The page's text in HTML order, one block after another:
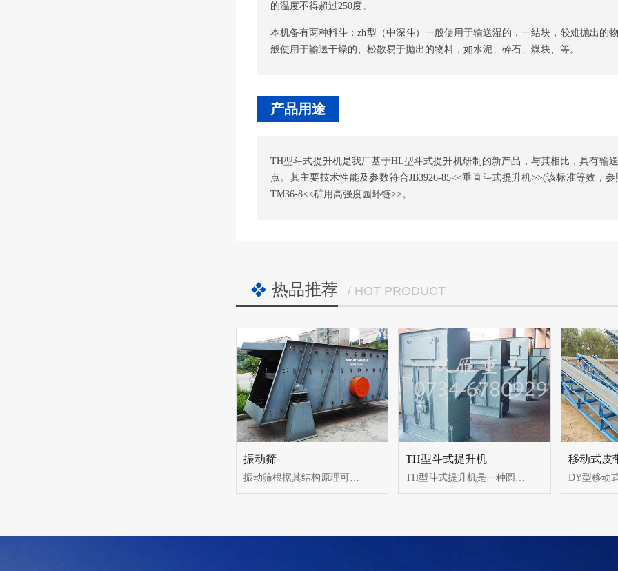
的温度不得超过250度。
本机备有两种料斗：zh型（中深斗）一般使用于输送湿的，一结块，较难抛出的
般使用于输送干燥的、松散易于抛出的物料，如水泥、碎石、煤块、等。
产品用途
TH型斗式提升机是我厂基于HL型斗式提升机研制的新产品，与其相比，具有输
点。其主要技术性能及参数符合JB3926-85<<垂直斗式提升机>>(该标准等效，
TM36-8<<矿用高强度园环链>>。
热品推荐 / HOT PRODUCT
振动筛 TH型斗式提升机 移动式皮